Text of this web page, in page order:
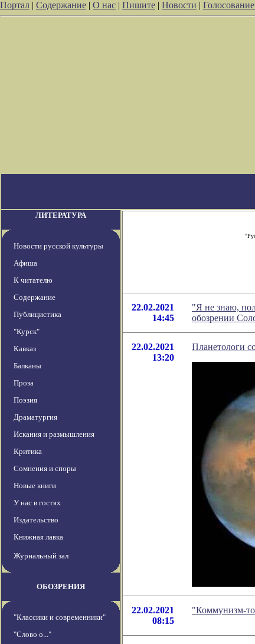
Портал | Содержание | О нас | Пишите | Новости | Голосование
ЛИТЕРАТУРА
Новости русской культуры
Афиша
К читателю
Содержание
Публицистика
"Курск"
Кавказ
Балканы
Проза
Поэзия
Драматургия
Искания и размышления
Критика
Сомнения и споры
Новые книги
У нас в гостях
Издательство
Книжная лавка
Журнальный зал
ОБОЗРЕНИЯ
"Классики и современники"
"Слово о..."
22.02.2021
14:45
"Я не знаю,
обозрении
22.02.2021
13:20
Планетологи
22.02.2021
08:15
"Коммунизм-